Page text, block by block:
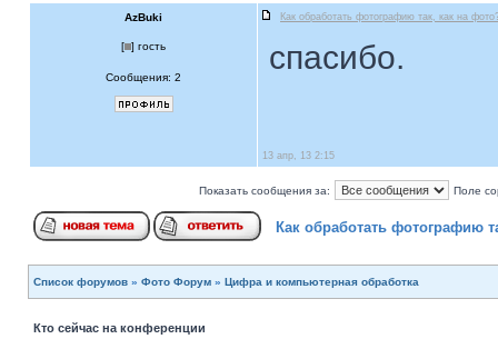
AzBuki Как обработать фотографию так, как на
[ ] гость
Сообщения: 2
спасибо.
13 апр, 13 2:15
Показать сообщения за: Поле
Как обработать фотографию
Список форумов » Фото Форум » Цифра и компьютерная обработка
Кто сейчас на конференции